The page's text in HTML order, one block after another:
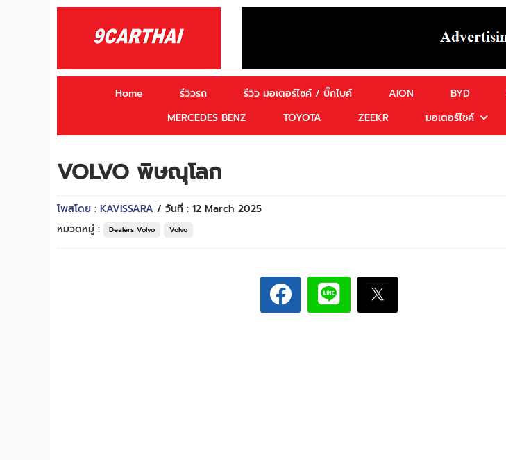
Home รีวิวรถ รีวิว มอเตอร์ไซค์ / บิ๊กไบค์ AION BYD
MERCEDES BENZ
TOYOTA ZEEKR มอเตอร์ไซค์
VOLVO พิษณุโลก
โพสโดย : KAVISSARA / วันที่ : 12 March 2025
หมวดหมู่ :
Dealers Volvo Volvo